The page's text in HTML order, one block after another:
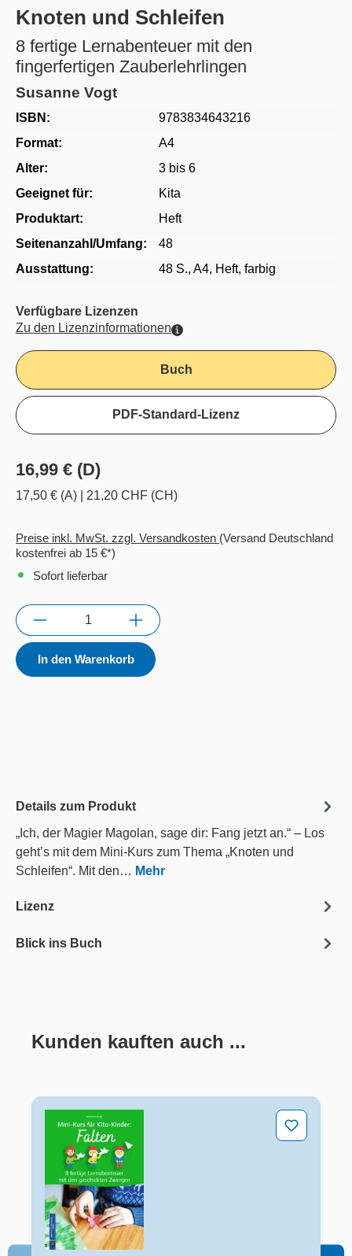
Knoten und Schleifen
8 fertige Lernabenteuer mit den
fingerfertigen Zauberlehrlingen
Susanne Vogt
ISBN:
9783834643216
Format:
A4
Alter:
3 bis 6
Geeignet für:
Kita
Produktart:
Heft
Seitenanzahl/Umfang:
48
Ausstattung:
48 S., A4, Heft, farbig
Verfügbare Lizenzen
Zu den Lizenzinformationen
Buch
PDF-Standard-Lizenz
16,99 € (D)
17,50 € (A) 21,20 CHF (CH)
Preise inkl. MwSt. zzgl. Versandkosten (Versand Deutschland
kostenfrei ab 15 €*)
Sofort lieferbar
Anzahl
In den Warenkorb
Details zum Produkt
„Ich, der Magier Magolan, sage dir: Fang jetzt an.“ – Los
geht’s mit dem Mini-Kurs zum Thema „Knoten und
Schleifen“. Mit den… Mehr
Lizenz
Blick ins Buch
Produktgalerie überspringen
Kunden kauften auch ...